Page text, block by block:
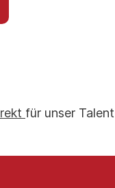
für unser